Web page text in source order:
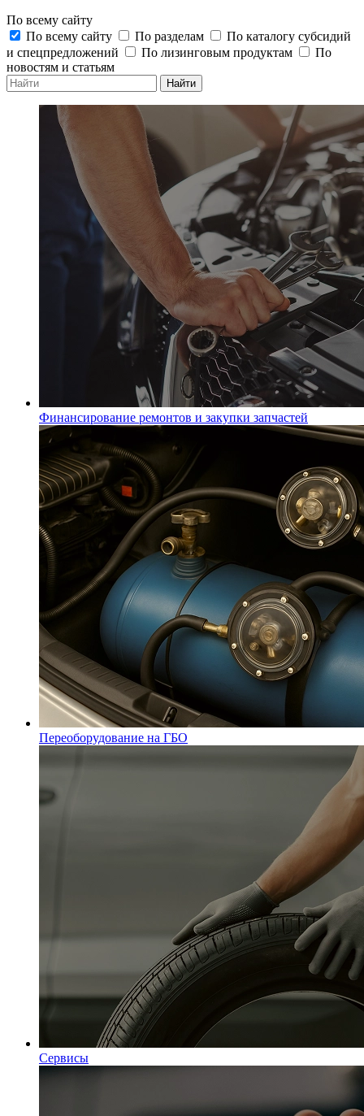
По всему сайту
По всему сайту
По разделам
По каталогу субсидий
и спецпредложений
По лизинговым продуктам
По
новостям и статьям
Найти
Финансирование ремонтов и закупки запчастей
Переоборудование на ГБО
Сервисы